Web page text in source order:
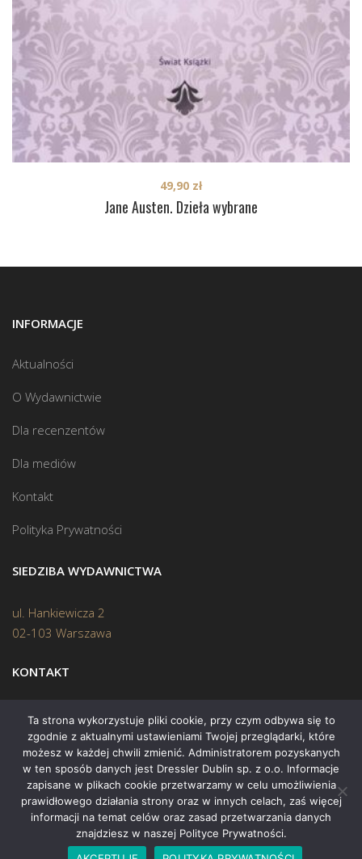
Jane Austen. Dzieła wybrane
49,90 zł
INFORMACJE
Aktualności
O Wydawnictwie
Dla recenzentów
Dla mediów
Kontakt
Polityka Prywatności
SIEDZIBA WYDAWNICTWA
ul. Hankiewicza 2
02-103 Warszawa
KONTAKT
Biuro: (22) 45 70 402
Mail:biuro@swiatksiazki.pl
Copyright © 2015 Świat Książki. Wszelkie prawa zastrzeżone
Ta strona wykorzystuje pliki cookie, przy czym odbywa się to
zgodnie z aktualnymi ustawieniami Twojej przeglądarki, które
możesz w każdej chwili zmienić. Administratorem pozyskanych
w ten sposób danych jest Dressler Dublin sp. z o.o. Informacje
zapisane w plikach cookie przetwarzamy w celu umożliwienia
prawidłowego działania strony oraz w innych celach, zaś więcej
informacji na temat celów oraz zasad przetwarzania danych
znajdziesz w naszej Polityce Prywatności.